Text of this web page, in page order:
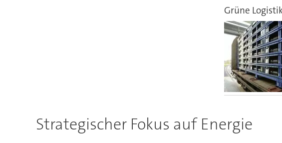
Grüne
Strategischer Fokus auf Energie